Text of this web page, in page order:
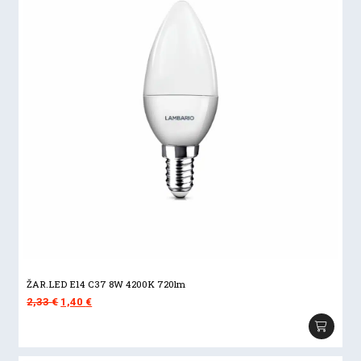
ŽAR.LED E14 C37 8W 4200K 720lm
2,33€ Izvorna
je:
1,40€Trenutna
1,40 €.